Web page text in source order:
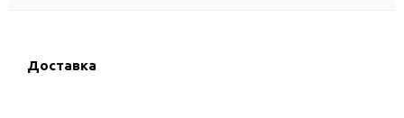
Доставка